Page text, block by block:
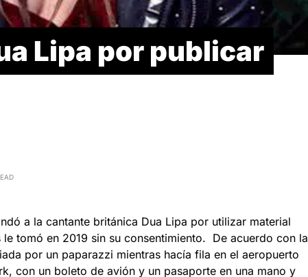
Lipa por publicar
a la cantante británica Dua Lipa por utilizar material
tomó en 2019 sin su consentimiento. De acuerdo con la
por un paparazzi mientras hacía fila en el aeropuerto
con un boleto de avión y un pasaporte en una mano y